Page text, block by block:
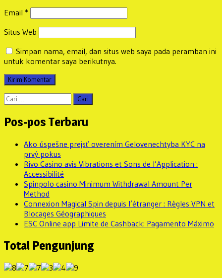
Email *
Situs Web
Simpan nama, email, dan situs web saya pada peramban ini
untuk komentar saya berikutnya.
Cari
untuk:
Pos-pos Terbaru
Ako úspešne prejsť overením Gelovenechtyba KYC na
prvý pokus
Rivo Casino avis Vibrations et Sons de l’Application :
Accessibilité
Spinpolo casino Minimum Withdrawal Amount Per
Method
Connexion Magical Spin depuis l’étranger : Règles VPN et
Blocages Géographiques
ESC Online app Limite de Cashback: Pagamento Máximo
Total Pengunjung